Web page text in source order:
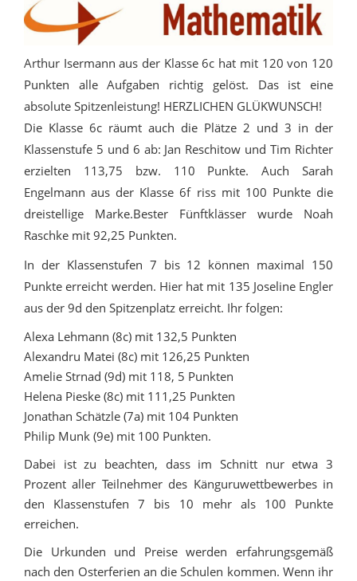
Arthur Isermann aus der Klasse 6c hat mit 120 von 120
Punkten alle Aufgaben richtig gelöst. Das ist eine
absolute Spitzenleistung! HERZLICHEN GLÜKWUNSCH!
Die Klasse 6c räumt auch die Plätze 2 und 3 in der
Klassenstufe 5 und 6 ab: Jan Reschitow und Tim Richter
erzielten 113,75 bzw. 110 Punkte. Auch Sarah
Engelmann aus der Klasse 6f riss mit 100 Punkte die
dreistellige Marke.Bester Fünftklässer wurde Noah
Raschke mit 92,25 Punkten.
In der Klassenstufen 7 bis 12 können maximal 150
Punkte erreicht werden. Hier hat mit 135 Joseline Engler
aus der 9d den Spitzenplatz erreicht. Ihr folgen:
Alexa Lehmann (8c) mit 132,5 Punkten
Alexandru Matei (8c) mit 126,25 Punkten
Amelie Strnad (9d) mit 118, 5 Punkten
Helena Pieske (8c) mit 111,25 Punkten
Jonathan Schätzle (7a) mit 104 Punkten
Philip Munk (9e) mit 100 Punkten.
Dabei ist zu beachten, dass im Schnitt nur etwa 3
Prozent aller Teilnehmer des Känguruwettbewerbes in
den Klassenstufen 7 bis 10 mehr als 100 Punkte
erreichen.
Die Urkunden und Preise werden erfahrungsgemäß
nach den Osterferien an die Schulen kommen. Wenn ihr